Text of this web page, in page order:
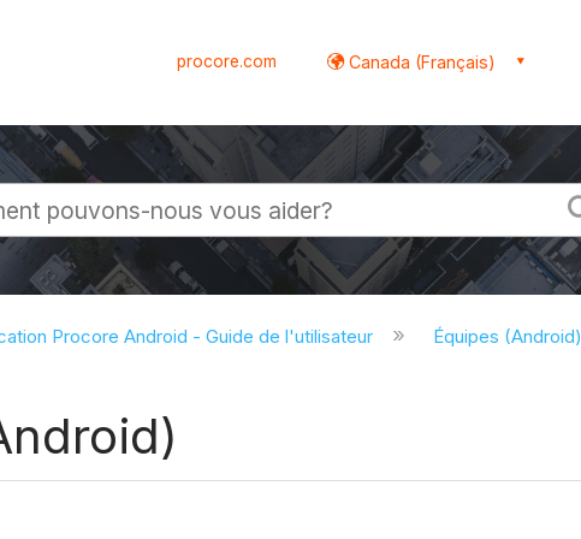
procore.com Canada (Français)
Procore Android - Guide de l'utilisateur Équipes (Android)